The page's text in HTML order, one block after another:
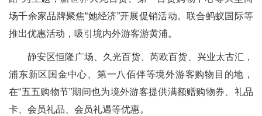
场千余家品牌聚焦“她经济”开展促销活动。联合蚂蚁国际等
推出优惠活动，吸引境内外游客游黄浦。
静安区恒隆广场、久光百货、芮欧百货、兴业太古汇，
浦东新区国金中心、第一八佰伴等境外游客购物目的地，
在“五五购物节”期间也为境外游客提供满额赠购物券、礼品
卡、会员礼品、会员礼遇等优惠。